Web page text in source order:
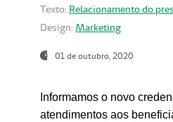
Texto: Relacionamento do
Design: Marketing
01 de outubro, 2020
Informamos o novo
atendimentos aos